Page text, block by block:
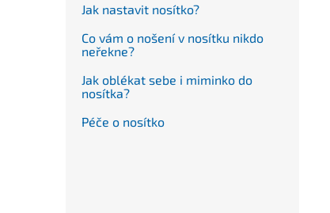
Jak nastavit nosítko?
Co vám o nošení v nosítku nikdo
neřekne?
Jak oblékat sebe i miminko do
nosítka?
Péče o nosítko